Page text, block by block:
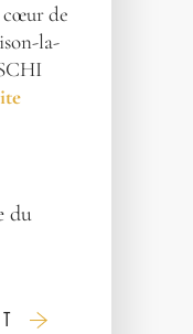
de
la-
du